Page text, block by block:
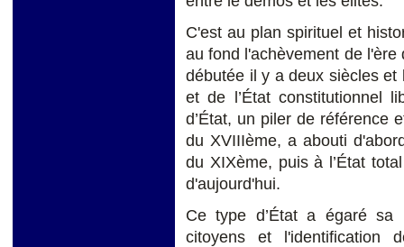
C'est au plan spirituel et
au fond l'achèvement de
débutée il y a deux siècles
et de l’État constitutionnel
d’État, un piler de référence
du XVIIIème, a abouti
du XIXème, puis à l’État
d'aujourd'hui.
Ce type d’État a égaré sa
citoyens et l'identification